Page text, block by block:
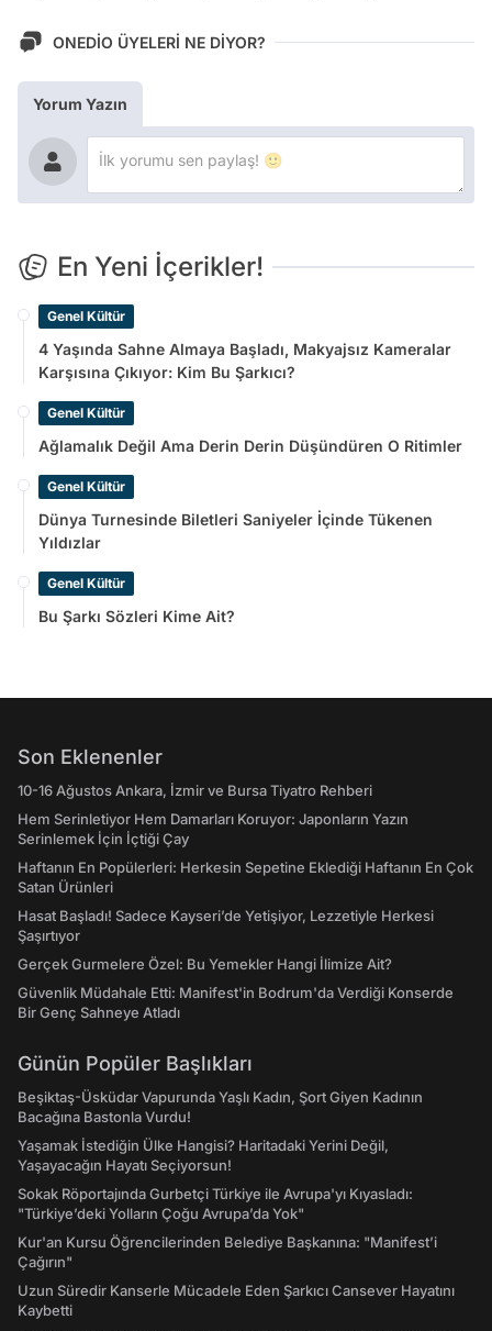
ONEDİO ÜYELERİ NE DİYOR?
Yorum Yazın
En Yeni İçerikler!
Genel Kültür
4 Yaşında Sahne Almaya Başladı, Makyajsız Kameralar
Karşısına Çıkıyor: Kim Bu Şarkıcı?
Genel Kültür
Ağlamalık Değil Ama Derin Derin Düşündüren O Ritimler
Genel Kültür
Dünya Turnesinde Biletleri Saniyeler İçinde Tükenen
Yıldızlar
Genel Kültür
Bu Şarkı Sözleri Kime Ait?
Son Eklenenler
10-16 Ağustos Ankara, İzmir ve Bursa Tiyatro Rehberi
Hem Serinletiyor Hem Damarları Koruyor: Japonların Yazın
Serinlemek İçin İçtiği Çay
Haftanın En Popülerleri: Herkesin Sepetine Eklediği Haftanın En Çok
Satan Ürünleri
Hasat Başladı! Sadece Kayseri’de Yetişiyor, Lezzetiyle Herkesi
Şaşırtıyor
Gerçek Gurmelere Özel: Bu Yemekler Hangi İlimize Ait?
Güvenlik Müdahale Etti: Manifest'in Bodrum'da Verdiği Konserde
Bir Genç Sahneye Atladı
Günün Popüler Başlıkları
Beşiktaş-Üsküdar Vapurunda Yaşlı Kadın, Şort Giyen Kadının
Bacağına Bastonla Vurdu!
Yaşamak İstediğin Ülke Hangisi? Haritadaki Yerini Değil,
Yaşayacağın Hayatı Seçiyorsun!
Sokak Röportajında Gurbetçi Türkiye ile Avrupa'yı Kıyasladı:
"Türkiye’deki Yolların Çoğu Avrupa’da Yok"
Kur'an Kursu Öğrencilerinden Belediye Başkanına: "Manifest’i
Çağırın"
Uzun Süredir Kanserle Mücadele Eden Şarkıcı Cansever Hayatını
Kaybetti